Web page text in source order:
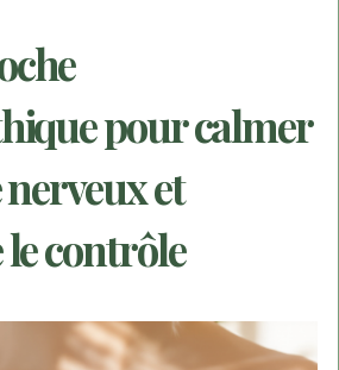
pour calmer
et
contrôle